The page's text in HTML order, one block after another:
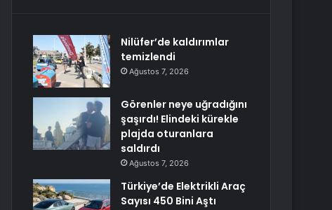
Nilüfer’de kaldırımlar
temizlendi
Ağustos 7, 2026
Görenler neye uğradığını
şaşırdı! Elindeki kürekle
plajda oturanlara
saldırdı
Ağustos 7, 2026
Türkiye’de Elektrikli Araç
Sayısı 450 Bini Aştı